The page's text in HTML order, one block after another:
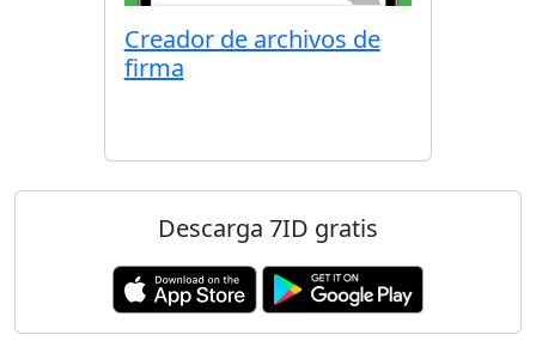
Creador de archivos de
firma
Descarga 7ID gratis